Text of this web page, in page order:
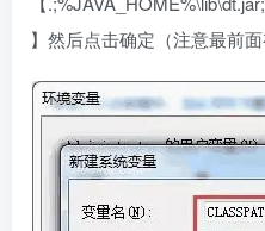
】然后点击确定（注意最前面